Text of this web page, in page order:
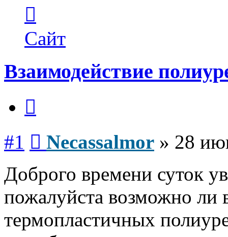
пользователя
Necassalmor
Сайт
Взаимодействие
#1 Necassalmor » 28
Доброго времени суток
пожалуйста возможно ли
термопластичных